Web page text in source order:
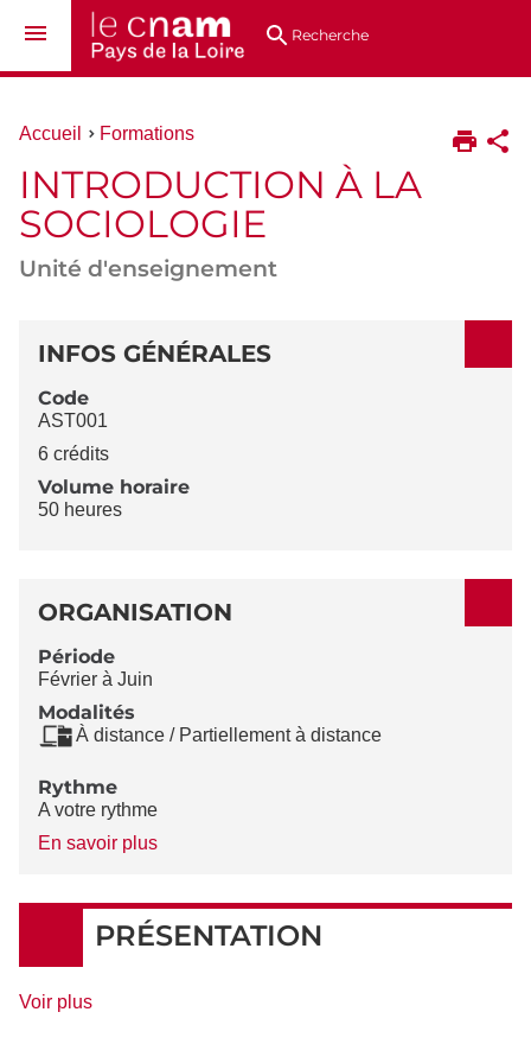
au
directsRecherche
Vous
ici :
Accueil Formations
INTRODUCTION À LA
SOCIOLOGIE
Unité d'enseignement
DÉTAILS
INFOS GÉNÉRALES
Code
AST001
6 crédits
Volume horaire
50 heures
ORGANISATION
Période
Février à Juin
Modalités
À distance / Partiellement à distance
Rythme
A votre rythme
En savoir plusà
Rythme
PRÉSENTATION
Voir plusde